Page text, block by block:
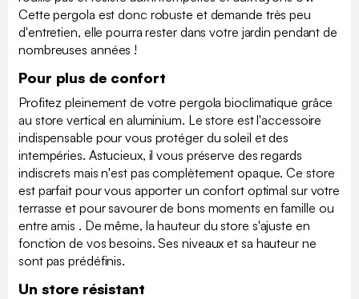
Cette pergola est donc robuste et demande très peu
d'entretien, elle pourra rester dans votre jardin pendant de
nombreuses années !
Pour plus de confort
Profitez pleinement de votre pergola bioclimatique grâce
au store vertical en aluminium. Le store est l'accessoire
indispensable pour vous protéger du soleil et des
intempéries. Astucieux, il vous préserve des regards
indiscrets mais n'est pas complètement opaque. Ce store
est parfait pour vous apporter un confort optimal sur votre
terrasse et pour savourer de bons moments en famille ou
entre amis . De même, la hauteur du store s'ajuste en
fonction de vos besoins. Ses niveaux et sa hauteur ne
sont pas prédéfinis.
Un store résistant